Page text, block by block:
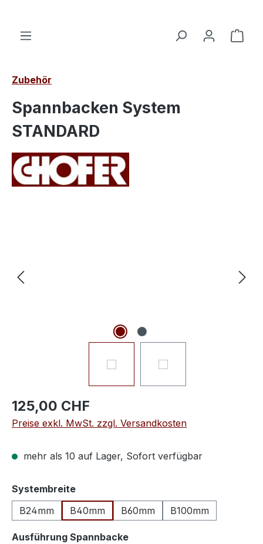
Zubehör
Spannbacken System
STANDARD
125,00 CHF
Preise exkl. MwSt. zzgl. Versandkosten
mehr als 10 auf Lager, Sofort verfügbar
Systembreiteauswählen
B24mm
B40mm B60mm B100mm
Ausführung Spannbackeauswählen